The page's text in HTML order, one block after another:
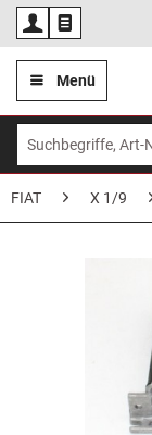
Menü
FIAT X 1/9